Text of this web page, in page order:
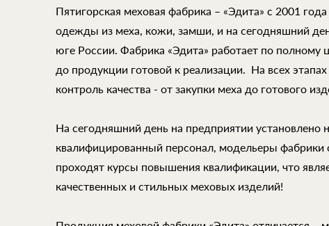
Пятигорская меховая фабрика – «Эдита» с 2001
одежды из меха, кожи, замши, и на сегодняшний
юге России. Фабрика «Эдита» работает по полному
до продукции готовой к реализации. На всех
контроль качества - от закупки меха до готового
На сегодняшний день на предприятии установлено
квалифицированный персонал, модельеры
проходят курсы повышения квалификации, что
качественных и стильных меховых изделий!